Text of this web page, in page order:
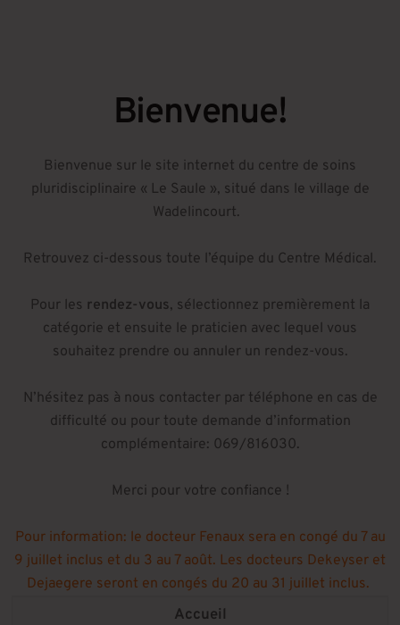
Bienvenue!
Bienvenue sur le site internet du centre de soins
pluridisciplinaire « Le Saule », situé dans le village de
Wadelincourt.
Retrouvez ci-dessous toute l’équipe du Centre Médical.
Pour les rendez-vous, sélectionnez premièrement la
catégorie et ensuite le praticien avec lequel vous
souhaitez prendre ou annuler un rendez-vous.
N’hésitez pas à nous contacter par téléphone en cas de
difficulté ou pour toute demande d’information
complémentaire: 069/816030.
Merci pour votre confiance !
Pour information: le docteur Fenaux sera en congé du 7 au
9 juillet inclus et du 3 au 7 août. Les docteurs Dekeyser et
Dejaegere seront en congés du 20 au 31 juillet inclus.
Accueil